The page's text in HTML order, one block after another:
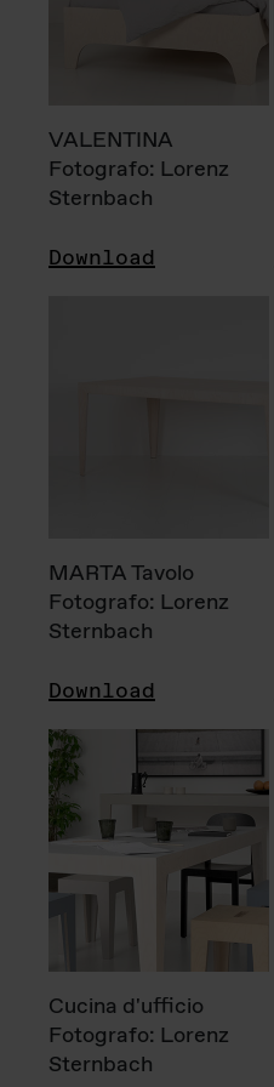
VALENTINA
Fotografo: Lorenz
Sternbach
Download
MARTA Tavolo
Fotografo: Lorenz
Sternbach
Download
Cucina d'ufficio
Fotografo: Lorenz
Sternbach